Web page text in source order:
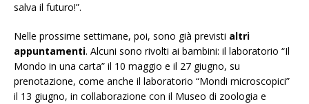
salva il futuro!”.
Nelle prossime settimane, poi, sono già previsti altri
appuntamenti. Alcuni sono rivolti ai bambini: il laboratorio “Il
Mondo in una carta” il 10 maggio e il 27 giugno, su
prenotazione, come anche il laboratorio “Mondi microscopici”
il 13 giugno, in collaborazione con il Museo di zoologia e